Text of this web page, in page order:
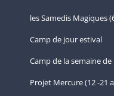
les Samedis Magiques
Camp de jour estival
Camp de la semaine
Projet Mercure (12 -21